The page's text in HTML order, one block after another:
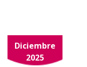
Diciembre
2025